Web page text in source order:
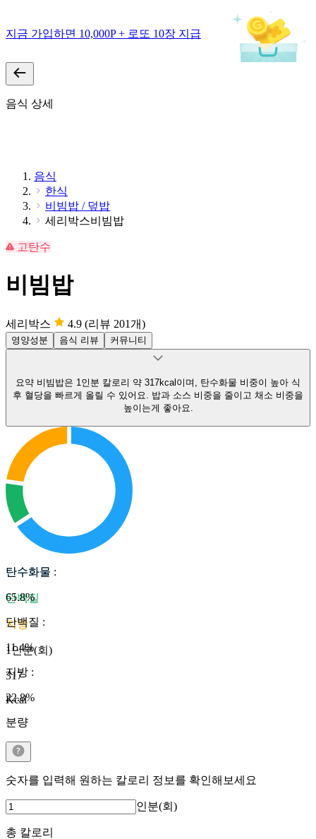
지금 가입하면 10,000P + 로또 10장 지급
음식 상세
음식
한식
비빔밥 / 덮밥
세리박스비빔밥
고탄수
비빔밥
세리박스 4.9 (리뷰 201개)
영양성분 음식 리뷰 커뮤니티
요약 비빔밥은 1인분 칼로리 약 317kcal이며, 탄수화물 비중이 높아 식
후 혈당을 빠르게 올릴 수 있어요. 밥과 소스 비중을 줄이고 채소 비중을
높이는게 좋아요.
탄수화물
단백질
지방
1인분(회)
317
Kcal
탄수화물 :
65.8%
단백질 :
11.4%
지방 :
22.8%
분량
숫자를 입력해 원하는 칼로리 정보를 확인해보세요
인분(회)
총 칼로리